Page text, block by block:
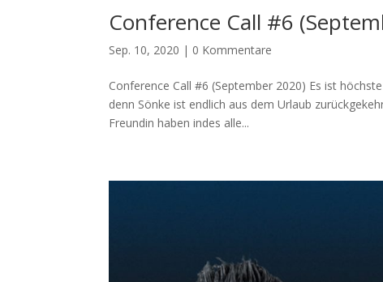
Conference Call #6
Sep. 10, 2020 | 0 Kommentare
Conference Call #6 (September 2020) Es ist
denn Sönke ist endlich aus dem Urlaub
Freundin haben indes alle...